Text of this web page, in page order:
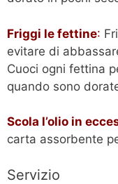
Friggi le fettine:
evitare di
Cuoci ogni fettina
quando sono
Scola l’olio in
carta assorbente
Servizio